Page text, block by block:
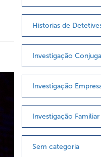
Historias de
Investigação
Investigação
Investigação Familiar
Sem categoria